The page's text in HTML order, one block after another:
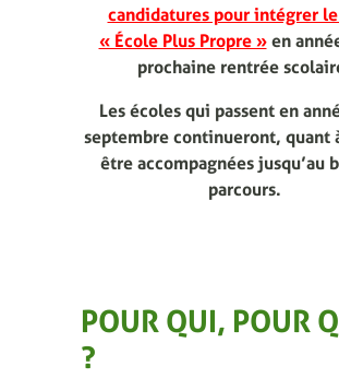
candidatures pour intégrer
« École Plus Propre »en
prochaine rentrée
Les écoles qui passent en
septembre continueront, quant
être accompagnées jusqu’au
parcours.
POUR QUI, POUR
?